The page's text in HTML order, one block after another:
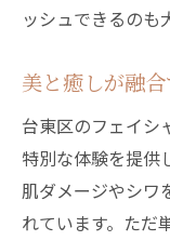
ッシュできるのも
美と癒しが融
台東区のフェイシ
特別な体験を提供
肌ダメージやシワ
れています。ただ